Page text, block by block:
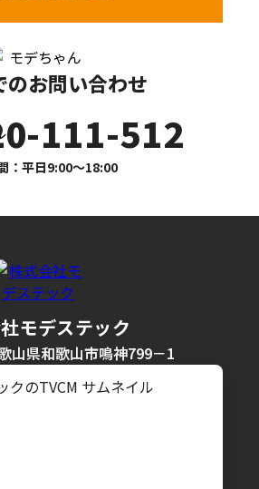
のお問い合わせ
111-512
：平日9:00〜18:00
モデステック
山県和歌山市鳴神799－1